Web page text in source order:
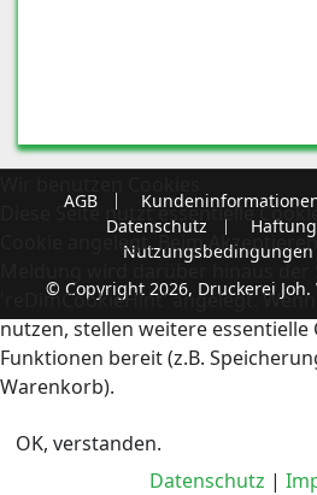
AGB
Datenschutz
Nutzungsbedingungen
© Copyright 2026, Druckerei Joh.
Diese Seite nutzt essentielle
Cookie angelegt. Beim
Meldung wird darüber hinaus der
'reDimCookieHint' angelegt.
nutzen, stellen weitere essentielle
Funktionen bereit (z.B.
Warenkorb).
OK, verstanden.
Datenschutz |